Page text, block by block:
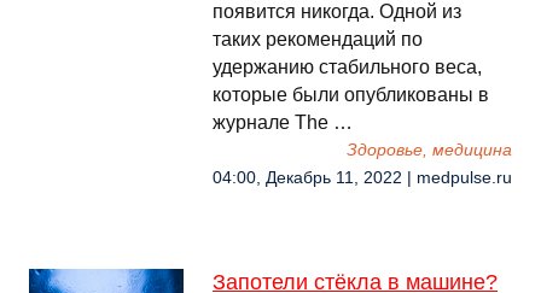
появится никогда. Одной из
таких рекомендаций по
удержанию стабильного веса,
которые были опубликованы в
журнале The …
Здоровье, медицина
04:00, Декабрь 11, 2022 | medpulse.ru
Запотели стёкла в машине?